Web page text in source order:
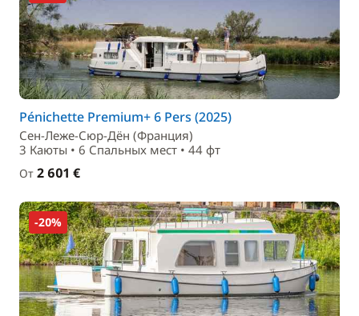
Pénichette Premium+ 6 Pers (2025)
Сен-Леже-Сюр-Дён (Франция)
3 Каюты • 6 Спальныx мест • 44 фт
От 2 601 €
-20%